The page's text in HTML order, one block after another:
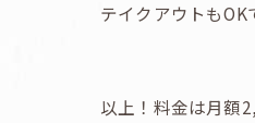
テイクアウトもOK
以上！料金は月額